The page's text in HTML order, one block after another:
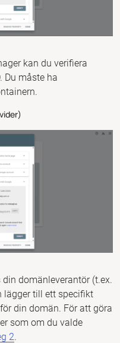
kan du verifiera
Du måste ha
domänleverantör (t.ex.
lägger till ett specifikt
din domän. För att göra
som om du valde
2.